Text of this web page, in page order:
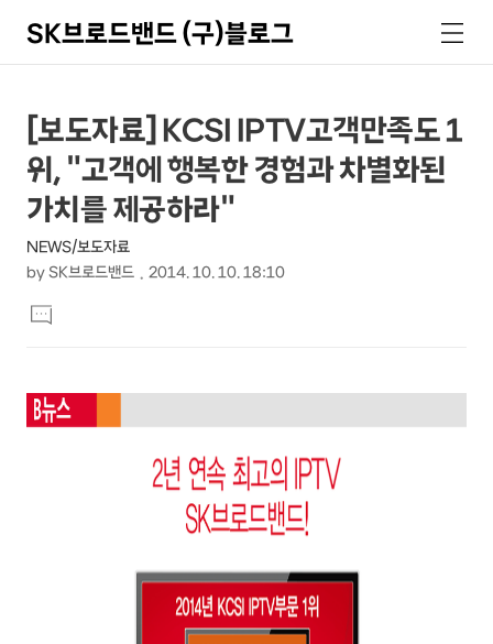
SK브로드밴드 (구)블로그
색
메
뉴
상
세
컨
텐
츠
본
문
제
목
[보도자료] KCSI IPTV고객만족도 1
위, "고객에 행복한 경험과 차별화된
가치를 제공하라"
NEWS/보도자료
by SK브로드밴드 2014. 10. 10. 18:10
문
댓
글